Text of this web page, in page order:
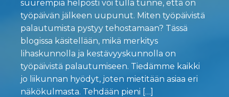
suurempia helposti voi tulla tunne, että on
työpäivän jälkeen uupunut. Miten työpäivistä
palautumista pystyy tehostamaan? Tässä
blogissa käsitellään, mikä merkitys
lihaskunnolla ja kestävyyskunnolla on
työpäivistä palautumiseen. Tiedämme kaikki
jo liikunnan hyödyt, joten mietitään asiaa eri
näkökulmasta. Tehdään pieni […]